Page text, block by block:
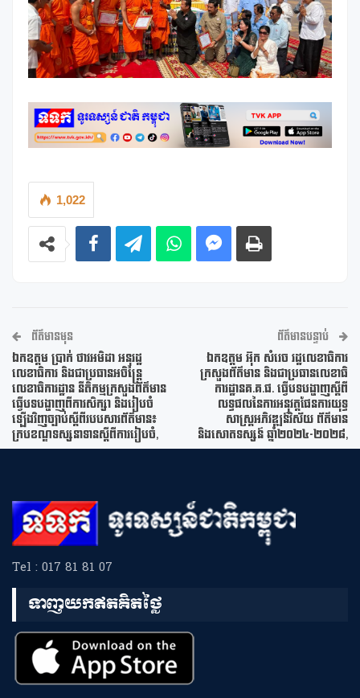
1,022
ព័ត៌មានមុន
ឯកឧត្តម ប្រាក់ ថាវអមិដា អនុរដ្ឋ
លេខាធិការ និងជាប្រធានអចិន្ត្រៃ
លេខាធិការដ្ឋាន នីតិកម្មក្រសួងព័ត៌មាន
ធ្វើបទបង្ហាញពីការសិក្សា និងរៀបចំ
ឡើងវិញច្បាប់ស្តីពីរបបសារព័ត៌មាន៖
ក្របខណ្ឌទស្សនាទានស្តីពីការរៀបចំ,
ព័ត៌មានបន្ទាប់
ឯកឧត្តម អ៊ុក សំរេច រដ្ឋលេខាធិការ
ក្រសួងព័ត៌មាន និងជាប្រធានលេខាធិ
ការដ្ឋានគ.គ.ផ. ធ្វើបទបង្ហាញស្តីពី
លទ្ធផលនៃការអនុវត្តផែនការយុទ្ធ
សាស្ត្រអភិវឌ្ឍន៍វិស័យ ព័ត៌មាន
និងសោតទស្សន៍ ឆ្នាំ២០២៤-២០២៨,
Tel : 017 81 81 07
ទាញយកឥតគិតថ្លៃ